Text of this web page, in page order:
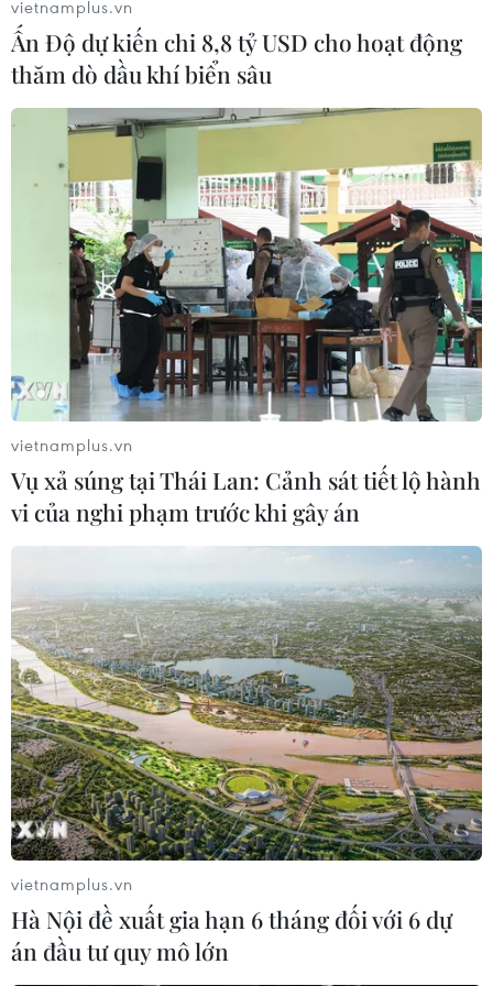
vietnamplus.vn
Ấn Độ dự kiến chi 8,8 tỷ USD cho hoạt động
thăm dò dầu khí biển sâu
vietnamplus.vn
Vụ xả súng tại Thái Lan: Cảnh sát tiết lộ hành
vi của nghi phạm trước khi gây án
vietnamplus.vn
Hà Nội đề xuất gia hạn 6 tháng đối với 6 dự
án đầu tư quy mô lớn